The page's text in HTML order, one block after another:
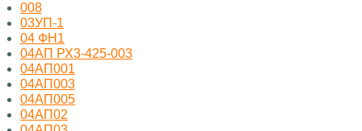
008
03УП-1
04 ФН1
04АП РХ3-425-003
04АП001
04АП003
04АП005
04АП02